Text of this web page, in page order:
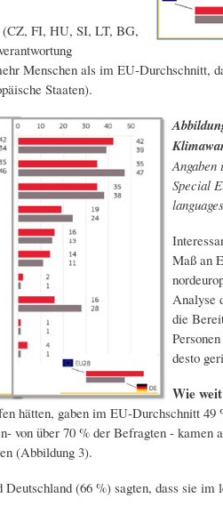
(CZ, FI, HU, SI, LT, BG,
Menschen als im EU-Durchschnitt,
Staaten).
Special
Maß an
Analyse
die
desto
Wie
hätten, gaben im EU-Durchschnitt
von über 70 % der Befragten - kamen
(Abbildung 3).
(66 %) sagten, dass sie